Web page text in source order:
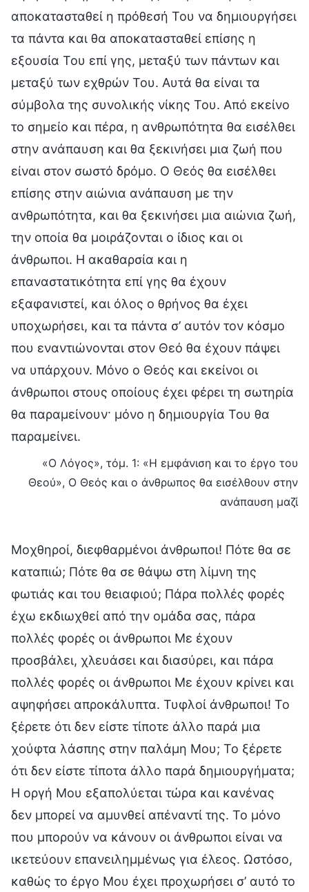
αποκατασταθεί η πρόθεσή Του να δημιουργήσει
τα πάντα και θα αποκατασταθεί επίσης η
εξουσία Του επί γης, μεταξύ των πάντων και
μεταξύ των εχθρών Του. Αυτά θα είναι τα
σύμβολα της συνολικής νίκης Του. Από εκείνο
το σημείο και πέρα, η ανθρωπότητα θα εισέλθει
στην ανάπαυση και θα ξεκινήσει μια ζωή που
είναι στον σωστό δρόμο. Ο Θεός θα εισέλθει
επίσης στην αιώνια ανάπαυση με την
ανθρωπότητα, και θα ξεκινήσει μια αιώνια ζωή,
την οποία θα μοιράζονται ο ίδιος και οι
άνθρωποι. Η ακαθαρσία και η
επαναστατικότητα επί γης θα έχουν
εξαφανιστεί, και όλος ο θρήνος θα έχει
υποχωρήσει, και τα πάντα σ’ αυτόν τον κόσμο
που εναντιώνονται στον Θεό θα έχουν πάψει
να υπάρχουν. Μόνο ο Θεός και εκείνοι οι
άνθρωποι στους οποίους έχει φέρει τη σωτηρία
θα παραμείνουν· μόνο η δημιουργία Του θα
παραμείνει.
«Ο Λόγος», τόμ. 1: «Η εμφάνιση και το έργο του
Θεού», Ο Θεός και ο άνθρωπος θα εισέλθουν στην
ανάπαυση μαζί
Μοχθηροί, διεφθαρμένοι άνθρωποι! Πότε θα σε
καταπιώ; Πότε θα σε θάψω στη λίμνη της
φωτιάς και του θειαφιού; Πάρα πολλές φορές
έχω εκδιωχθεί από την ομάδα σας, πάρα
πολλές φορές οι άνθρωποι Με έχουν
προσβάλει, χλευάσει και διασύρει, και πάρα
πολλές φορές οι άνθρωποι Με έχουν κρίνει και
αψηφήσει απροκάλυπτα. Τυφλοί άνθρωποι! Το
ξέρετε ότι δεν είστε τίποτε άλλο παρά μια
χούφτα λάσπης στην παλάμη Μου; Το ξέρετε
ότι δεν είστε τίποτα άλλο παρά δημιουργήματα;
Η οργή Μου εξαπολύεται τώρα και κανένας
δεν μπορεί να αμυνθεί απέναντί της. Το μόνο
που μπορούν να κάνουν οι άνθρωποι είναι να
ικετεύουν επανειλημμένως για έλεος. Ωστόσο,
καθώς το έργο Μου έχει προχωρήσει σ’ αυτό το